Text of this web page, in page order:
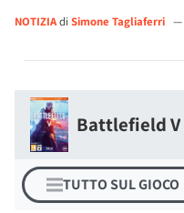
NOTIZIAdi Simone Tagliaferri —
Battlefield V
TUTTO SUL GIOCO